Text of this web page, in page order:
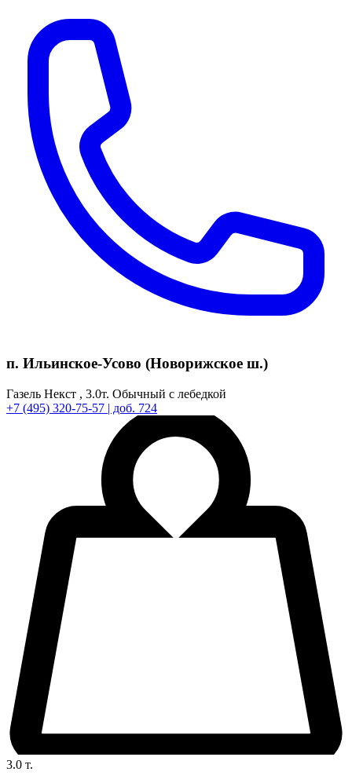
п. Ильинское-Усово (Новорижское ш.)
Газель Некст , 3.0т. Обычный с лебедкой
+7 (495) 320-75-57 | доб. 724
3.0 т.